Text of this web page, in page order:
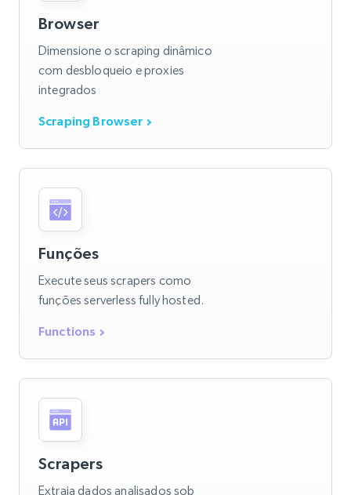
Browser
Dimensione o scraping dinâmico
com desbloqueio e proxies
integrados
Scraping Browser
Funções
Execute seus scrapers como
funções serverless fully hosted.
Functions
Scrapers
Extraia dados analisados sob